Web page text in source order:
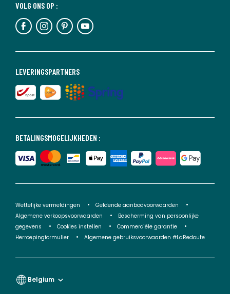
BETALINGSMOGELIJKHEDEN :
LEVERINGSPARTNERS
VOLG ONS OP :
Wettelijke vermeldingen
Geldende aanbodvoorwaarden
Algemene verkoopsvoorwaarden
Bescherming van persoonlijke
gegevens
Cookies instellen
Commerciële garantie
Herroepingformulier
Algemene gebruiksvoorwaarden #LaRedoute
Belgium